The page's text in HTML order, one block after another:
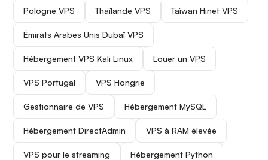
Pologne VPS Thaïlande VPS Taïwan Hinet VPS
Émirats Arabes Unis Dubaï VPS
Hébergement VPS Kali Linux Louer un VPS
VPS Portugal VPS Hongrie
Gestionnaire de VPS Hébergement MySQL
Hébergement DirectAdmin VPS à RAM élevée
VPS pour le streaming Hébergement Python